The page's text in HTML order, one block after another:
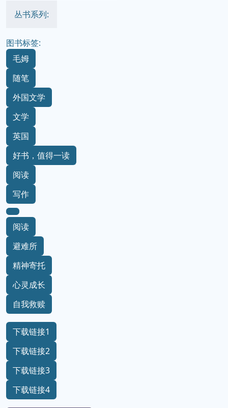
丛书系列:
图书标签:
毛姆
随笔
外国文学
文学
英国
好书，值得一读
阅读
写作
阅读
避难所
精神寄托
心灵成长
自我救赎
下载链接1
下载链接2
下载链接3
下载链接4